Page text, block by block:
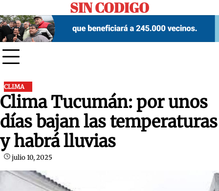
to
content
SIN CODIGO
CLIMA
Clima Tucumán: por unos
días bajan las temperaturas
y habrá lluvias
julio 10, 2025